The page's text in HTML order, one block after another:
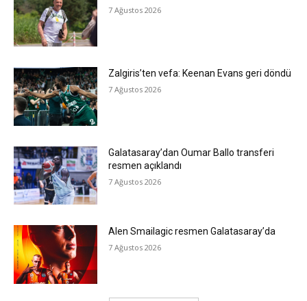
7 Ağustos 2026
Zalgiris’ten vefa: Keenan Evans geri döndü
7 Ağustos 2026
Galatasaray’dan Oumar Ballo transferi
resmen açıklandı
7 Ağustos 2026
Alen Smailagic resmen Galatasaray’da
7 Ağustos 2026